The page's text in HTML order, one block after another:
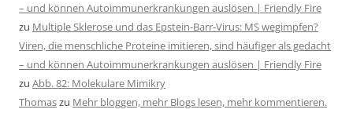
– und können Autoimmunerkrankungen auslösen | Friendly Fire
zu Multiple Sklerose und das Epstein-Barr-Virus: MS wegimpfen?
Viren, die menschliche Proteine imitieren, sind häufiger als gedacht
– und können Autoimmunerkrankungen auslösen | Friendly Fire
zu Abb. 82: Molekulare Mimikry
Thomaszu Mehr bloggen, mehr Blogs lesen, mehr kommentieren.